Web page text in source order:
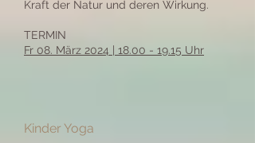
Kraft der Natur und deren Wirkung.
TERMIN
Fr 08. März 2024 | 18.00 - 19.15 Uhr
Kinder Yoga